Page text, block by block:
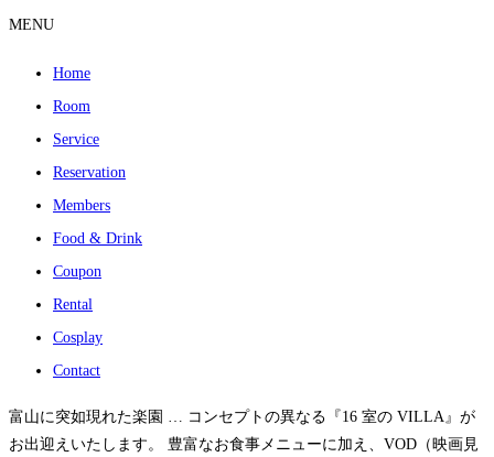
MENU
Home
Room
Service
Reservation
Members
Food & Drink
Coupon
Rental
Cosplay
Contact
富山に突如現れた楽園 … コンセプトの異なる『16 室の VILLA』が
お出迎えいたします。 豊富なお食事メニューに加え、VOD（映画見